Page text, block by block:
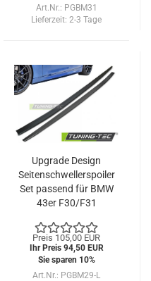
Art.Nr.: PGBM31
Lieferzeit: 2-3 Tage
Upgrade Design
Seitenschwellerspoiler
Set passend für BMW
43er F30/F31
18
Preis 105,00 EUR
Ihr Preis 94,50 EUR
Sie sparen 10%
Art.Nr.: PGBM29-L